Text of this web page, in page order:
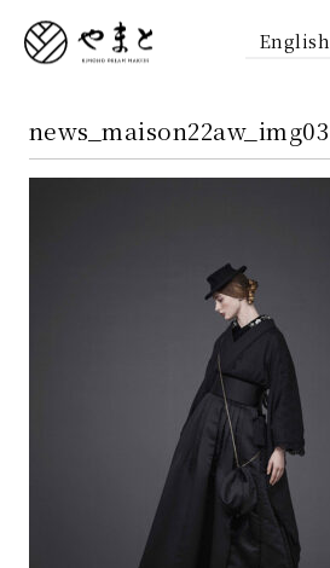
English
news_maison22aw_img03